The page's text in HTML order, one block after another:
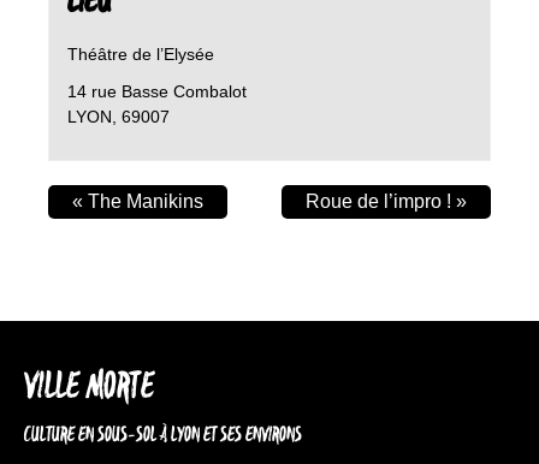
Théâtre de l’Elysée
14 rue Basse Combalot
LYON, 69007
« The Manikins Roue de l’impro ! »
VILLE MORTE
CULTURE EN SOUS-SOL À LYON ET SES ENVIRONS